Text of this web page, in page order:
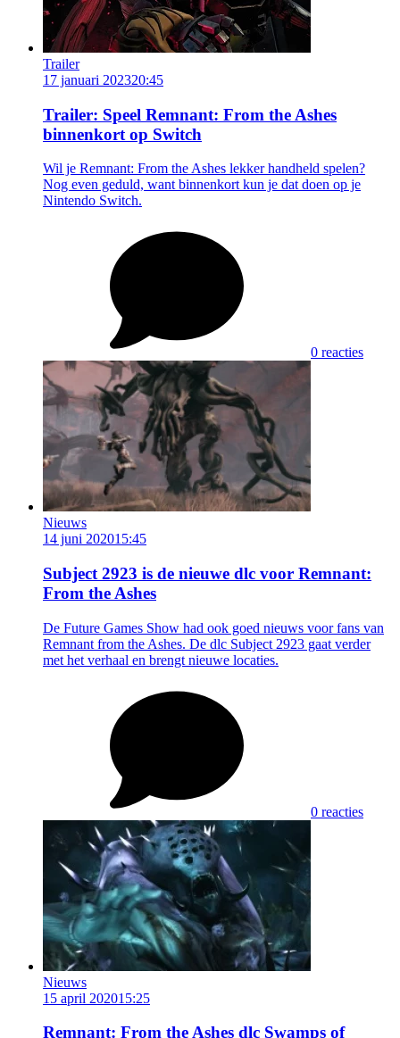
Trailer
17 januari 202320:45
Trailer: Speel Remnant: From the Ashes
binnenkort op Switch
Wil je Remnant: From the Ashes lekker handheld spelen?
Nog even geduld, want binnenkort kun je dat doen op je
Nintendo Switch.
0 reacties
Nieuws
14 juni 202015:45
Subject 2923 is de nieuwe dlc voor Remnant:
From the Ashes
De Future Games Show had ook goed nieuws voor fans van
Remnant from the Ashes. De dlc Subject 2923 gaat verder
met het verhaal en brengt nieuwe locaties.
0 reacties
Nieuws
15 april 202015:25
Remnant: From the Ashes dlc Swamps of